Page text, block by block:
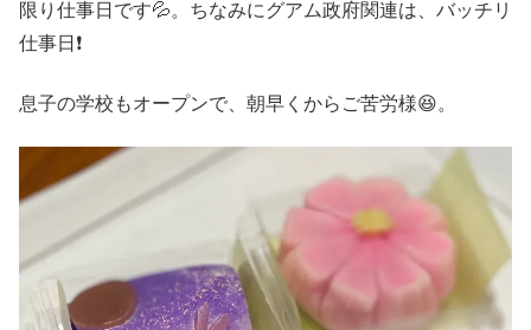
限り仕事日です💦。ちなみにグアム政府関連は、バッチリ
仕事日❗️
息子の学校もオープンで、朝早くからご苦労様😆。